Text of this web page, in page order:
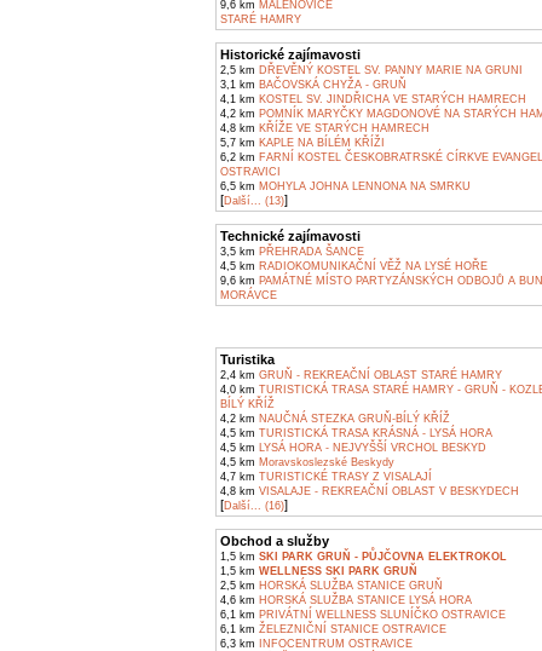
9,6 km MALENOVICE
STARÉ HAMRY
Historické zajímavosti
2,5 km DŘEVĚNÝ KOSTEL SV. PANNY MARIE NA GRUNI
3,1 km BAČOVSKÁ CHYŽA - GRUŇ
4,1 km KOSTEL SV. JINDŘICHA VE STARÝCH HAMRECH
4,2 km POMNÍK MARYČKY MAGDONOVÉ NA STARÝCH
4,8 km KŘÍŽE VE STARÝCH HAMRECH
5,7 km KAPLE NA BÍLÉM KŘÍŽI
6,2 km FARNÍ KOSTEL ČESKOBRATRSKÉ CÍRKVE
OSTRAVICI
6,5 km MOHYLA JOHNA LENNONA NA SMRKU
[Další... (13)]
Technické zajímavosti
3,5 km PŘEHRADA ŠANCE
4,5 km RADIOKOMUNIKAČNÍ VĚŽ NA LYSÉ HOŘE
9,6 km PAMÁTNÉ MÍSTO PARTYZÁNSKÝCH ODBOJŮ A
MORÁVCE
Turistika
2,4 km GRUŇ - REKREAČNÍ OBLAST STARÉ HAMRY
4,0 km TURISTICKÁ TRASA STARÉ HAMRY - GRUŇ -
BÍLÝ KŘÍŽ
4,2 km NAUČNÁ STEZKA GRUŇ-BÍLÝ KŘÍŽ
4,5 km TURISTICKÁ TRASA KRÁSNÁ - LYSÁ HORA
4,5 km LYSÁ HORA - NEJVYŠŠÍ VRCHOL BESKYD
4,5 km Moravskoslezské Beskydy
4,7 km TURISTICKÉ TRASY Z VISALAJÍ
4,8 km VISALAJE - REKREAČNÍ OBLAST V BESKYDECH
[Další... (16)]
Obchod a služby
1,5 km SKI PARK GRUŇ - PŮJČOVNA ELEKTROKOL
1,5 km WELLNESS SKI PARK GRUŇ
2,5 km HORSKÁ SLUŽBA STANICE GRUŇ
4,6 km HORSKÁ SLUŽBA STANICE LYSÁ HORA
6,1 km PRIVÁTNÍ WELLNESS SLUNÍČKO OSTRAVICE
6,1 km ŽELEZNIČNÍ STANICE OSTRAVICE
6,3 km INFOCENTRUM OSTRAVICE